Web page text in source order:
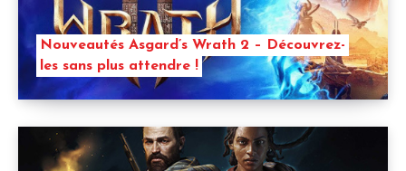
Nouveautés Asgard’s Wrath 2 – Découvrez-
les sans plus attendre !